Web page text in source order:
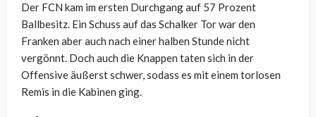
Der FCN kam im ersten Durchgang auf 57 Prozent
Ballbesitz. Ein Schuss auf das Schalker Tor war den
Franken aber auch nach einer halben Stunde nicht
vergönnt. Doch auch die Knappen taten sich in der
Offensive äußerst schwer, sodass es mit einem torlosen
Remis in die Kabinen ging.